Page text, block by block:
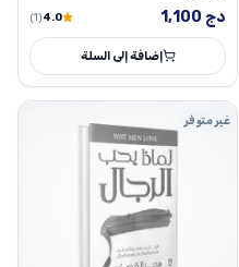
1,100 دج 4.0
(1)
إضافة إلى السلة
غير متوفر